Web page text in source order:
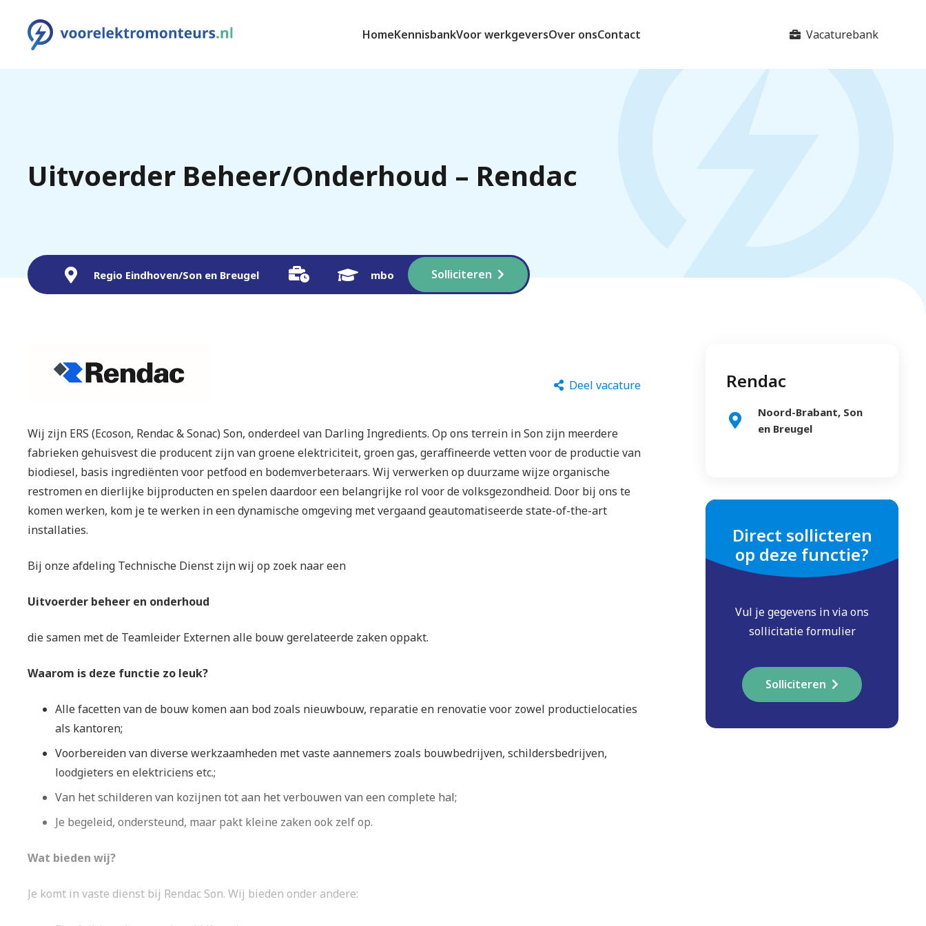
HomeKennisbankVoor werkgeversOver onsContact Vacaturebank
Uitvoerder Beheer/Onderhoud – Rendac
Regio Eindhoven/Son en Breugel mbo Solliciteren
Deel vacature
Wij zijn ERS (Ecoson, Rendac & Sonac) Son, onderdeel van Darling Ingredients. Op ons terrein in Son zijn meerdere
fabrieken gehuisvest die producent zijn van groene elektriciteit, groen gas, geraffineerde vetten voor de productie van
biodiesel, basis ingrediënten voor petfood en bodemverbeteraars. Wij verwerken op duurzame wijze organische
restromen en dierlijke bijproducten en spelen daardoor een belangrijke rol voor de volksgezondheid. Door bij ons te
komen werken, kom je te werken in een dynamische omgeving met vergaand geautomatiseerde state-of-the-art
installaties.
Bij onze afdeling Technische Dienst zijn wij op zoek naar een
Uitvoerder beheer en onderhoud
die samen met de Teamleider Externen alle bouw gerelateerde zaken oppakt.
Waarom is deze functie zo leuk?
Alle facetten van de bouw komen aan bod zoals nieuwbouw, reparatie en renovatie voor zowel productielocaties
als kantoren;
Voorbereiden van diverse werkzaamheden met vaste aannemers zoals bouwbedrijven, schildersbedrijven,
loodgieters en elektriciens etc.;
Van het schilderen van kozijnen tot aan het verbouwen van een complete hal;
Je begeleid, ondersteund, maar pakt kleine zaken ook zelf op.
Wat bieden wij?
Je komt in vaste dienst bij Rendac Son. Wij bieden onder andere:
Rendac
Noord-Brabant, Son
en Breugel
Direct sollicteren
op deze functie?
Vul je gegevens in via ons
sollicitatie formulier
Solliciteren